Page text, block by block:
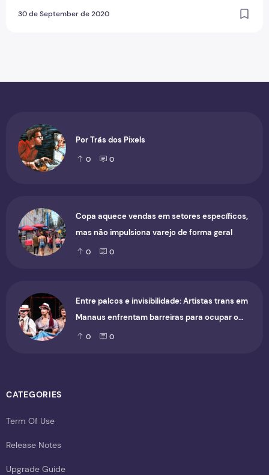
30 de September de 2020
Por Trás dos Pixels
0 0
Copa aquece vendas em setores específicos,
mas não impulsiona varejo de forma geral
0 0
Entre palcos e invisibilidade: Artistas trans em
Manaus enfrentam barreiras para ocupar o
cenário cultural
0 0
CATEGORIES
Term Of Use
Release Notes
Upgrade Guide